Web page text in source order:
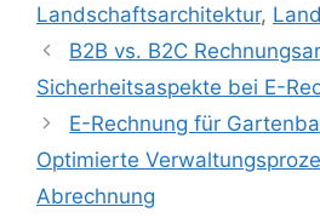
Landschaftsarchitektur,
B2B vs. B2C
Sicherheitsaspekte bei E-
E-Rechnung für
Optimierte
Abrechnung